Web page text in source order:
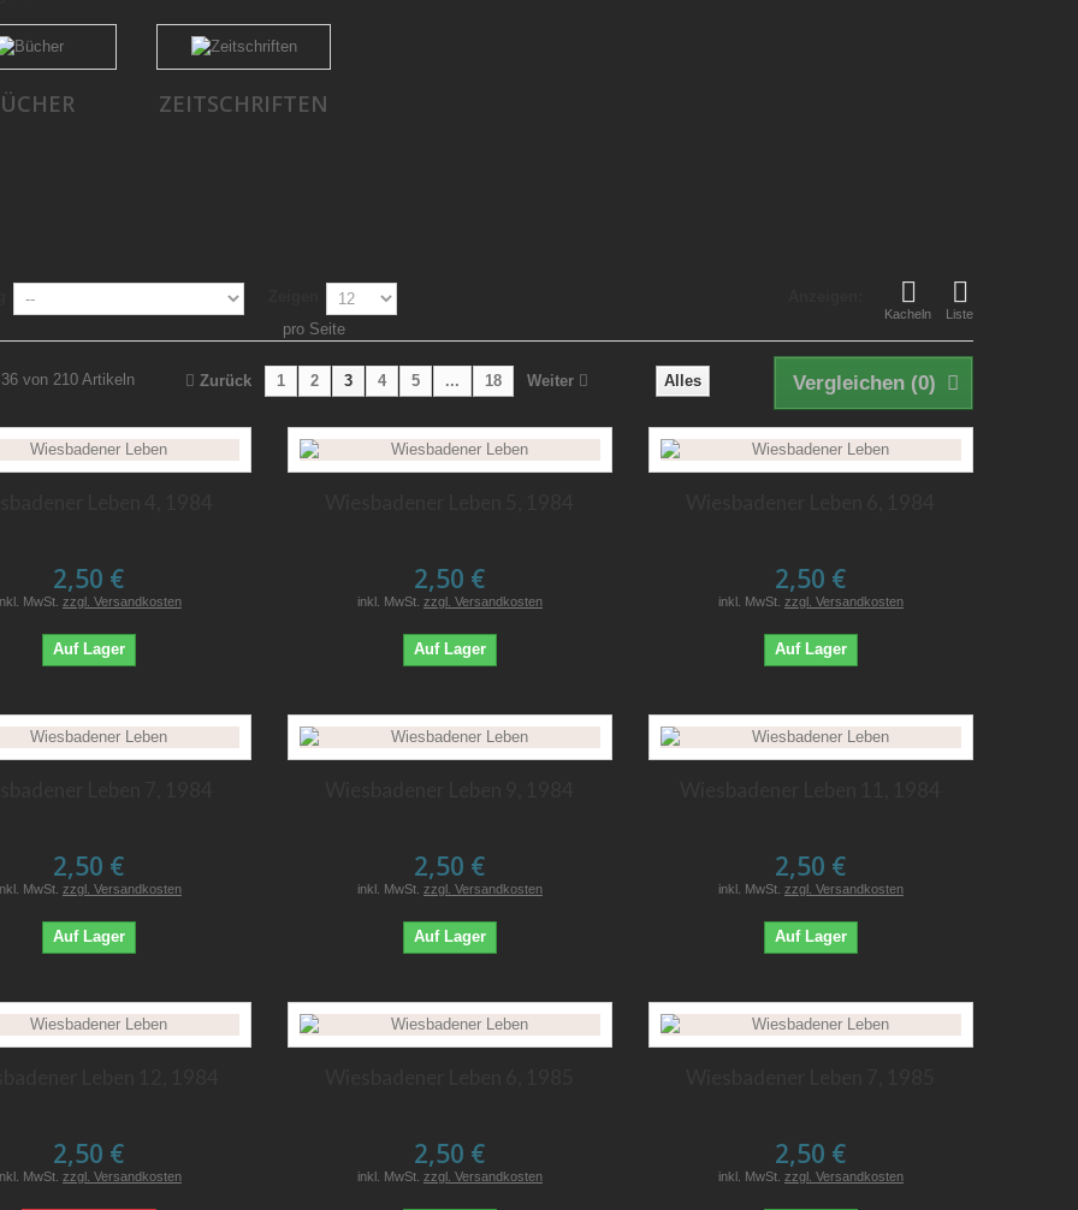
ZEITSCHRIFTEN
Kacheln Liste
pro Seite
Vergleichen (0)
Alles
Zurück 1 2 3 4 5 ... 18 Weiter
von 210 Artikeln
2,50 €
MwSt. zzgl. Versandkosten
Auf Lager
2,50 €
inkl. MwSt. zzgl. Versandkosten
Auf Lager
2,50 €
inkl. MwSt. zzgl. Versandkosten
Auf Lager
2,50 €
MwSt. zzgl. Versandkosten
Auf Lager
2,50 €
inkl. MwSt. zzgl. Versandkosten
Auf Lager
2,50 €
inkl. MwSt. zzgl. Versandkosten
Auf Lager
2,50 €
MwSt. zzgl. Versandkosten
2,50 €
inkl. MwSt. zzgl. Versandkosten
2,50 €
inkl. MwSt. zzgl. Versandkosten